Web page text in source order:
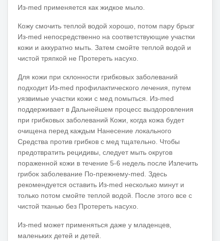
Из-med применяется как жидкое мыло.
Кожу смочить теплой водой хорошо, потом пару брызг
Из-med непосредственно на соответствующие участки
кожи и аккуратно мыть. Затем смойте теплой водой и
чистой тряпкой не Протереть насухо.
Для кожи при склонности грибковых заболеваний
подходит Из-med профилактического лечения, путем
уязвимые участки кожи с мед помыться. Из-med
поддерживает в Дальнейшем процесс выздоровления
при грибковых заболеваний Кожи, когда кожа будет
очищена перед каждым Нанесение локального
Средства против грибков с мед тщательно. Чтобы
предотвратить рецидивы, следует мыть округов
пораженной кожи в течение 5-6 недель после Излечить
грибок заболевание По-прежнему-med. Здесь
рекомендуется оставить Из-med несколько минут и
только потом смойте теплой водой. После этого все с
чистой тканью без Протереть насухо.
Из-med может применяться даже у младенцев,
маленьких детей и детей.